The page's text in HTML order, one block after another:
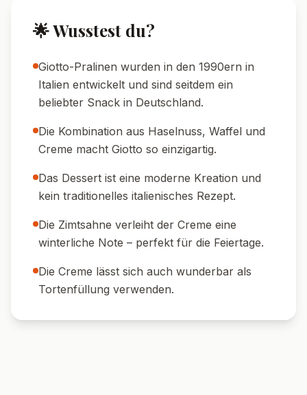
Pancakes.
🍽️ Serviervorschläge
☕ Perfekt zu Kaffee: Ein Espresso oder
ab.
süßer Weißwein passt hervorragend.
einen fruchtigen Kontrast.
Butterkeksen servieren für mehr Textur.